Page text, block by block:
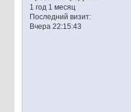
1 год 1 месяц
Последний визит:
Вчера 22:15:43